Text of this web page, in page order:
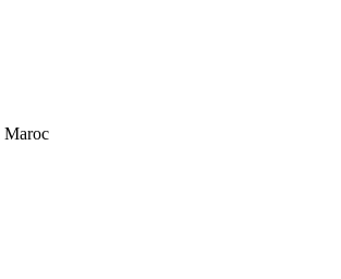
Maroc